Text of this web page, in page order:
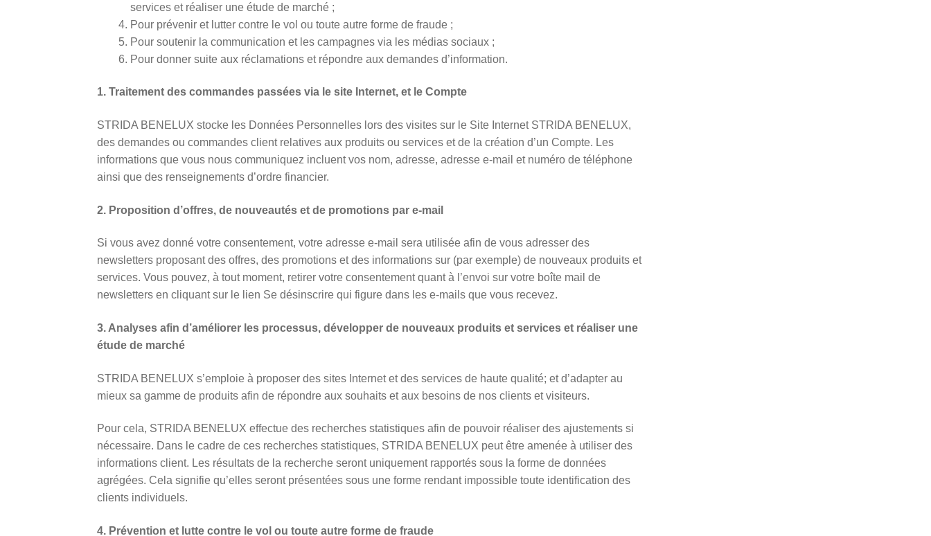
services et réaliser une étude de marché ;
Pour prévenir et lutter contre le vol ou toute autre forme de fraude ;
Pour soutenir la communication et les campagnes via les médias sociaux ;
Pour donner suite aux réclamations et répondre aux demandes d’information.
1. Traitement des commandes passées via le site Internet, et le Compte
STRIDA BENELUX stocke les Données Personnelles lors des visites sur le Site Internet STRIDA BENELUX,
des demandes ou commandes client relatives aux produits ou services et de la création d’un Compte. Les
informations que vous nous communiquez incluent vos nom, adresse, adresse e-mail et numéro de téléphone
ainsi que des renseignements d’ordre financier.
2. Proposition d’offres, de nouveautés et de promotions par e-mail
Si vous avez donné votre consentement, votre adresse e-mail sera utilisée afin de vous adresser des
newsletters proposant des offres, des promotions et des informations sur (par exemple) de nouveaux produits et
services. Vous pouvez, à tout moment, retirer votre consentement quant à l’envoi sur votre boîte mail de
newsletters en cliquant sur le lien Se désinscrire qui figure dans les e-mails que vous recevez.
3. Analyses afin d’améliorer les processus, développer de nouveaux produits et services et réaliser une
étude de marché
STRIDA BENELUX s’emploie à proposer des sites Internet et des services de haute qualité; et d’adapter au
mieux sa gamme de produits afin de répondre aux souhaits et aux besoins de nos clients et visiteurs.
Pour cela, STRIDA BENELUX effectue des recherches statistiques afin de pouvoir réaliser des ajustements si
nécessaire. Dans le cadre de ces recherches statistiques, STRIDA BENELUX peut être amenée à utiliser des
informations client. Les résultats de la recherche seront uniquement rapportés sous la forme de données
agrégées. Cela signifie qu’elles seront présentées sous une forme rendant impossible toute identification des
clients individuels.
4. Prévention et lutte contre le vol ou toute autre forme de fraude